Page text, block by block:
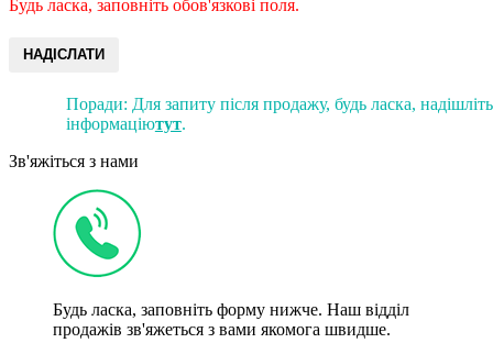
Будь ласка, заповніть обов'язкові поля.
НАДІСЛАТИ
Поради: Для запиту після продажу, будь ласка,
інформаціютут.
Зв'яжіться з нами
Будь ласка, заповніть форму нижче. Наш відділ
продажів зв'яжеться з вами якомога швидше.